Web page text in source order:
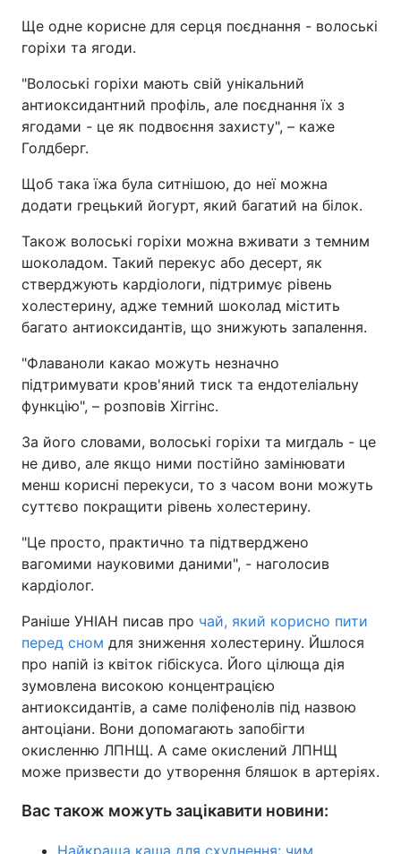
Ще одне корисне для серця поєднання - волоські
горіхи та ягоди.
"Волоські горіхи мають свій унікальний
антиоксидантний профіль, але поєднання їх з
ягодами - це як подвоєння захисту", – каже
Голдберг.
Щоб така їжа була ситнішою, до неї можна
додати грецький йогурт, який багатий на білок.
Також волоські горіхи можна вживати з темним
шоколадом. Такий перекус або десерт, як
стверджують кардіологи, підтримує рівень
холестерину, адже темний шоколад містить
багато антиоксидантів, що знижують запалення.
"Флаваноли какао можуть незначно
підтримувати кров'яний тиск та ендотеліальну
функцію", – розповів Хіггінс.
За його словами, волоські горіхи та мигдаль - це
не диво, але якщо ними постійно замінювати
менш корисні перекуси, то з часом вони можуть
суттєво покращити рівень холестерину.
"Це просто, практично та підтверджено
вагомими науковими даними", - наголосив
кардіолог.
Раніше УНІАН писав про чай, який корисно пити
перед сном для зниження холестерину. Йшлося
про напій із квіток гібіскуса. Його цілюща дія
зумовлена високою концентрацією
антиоксидантів, а саме поліфенолів під назвою
антоціани. Вони допомагають запобігти
окисленню ЛПНЩ. А саме окислений ЛПНЩ
може призвести до утворення бляшок в артеріях.
Вас також можуть зацікавити новини:
Найкраща каша для схуднення: чим